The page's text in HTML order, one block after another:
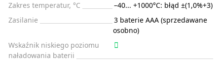
Zakres temperatur, °C
–40... +1000°C: błąd ±(1,0%+3)
Zasilanie
3 baterie AAA (sprzedawane
osobno)
Wskaźnik niskiego poziomu
naładowania baterii